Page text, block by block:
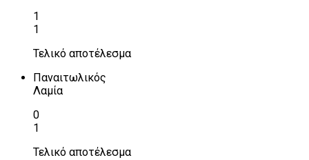
1
1
Τελικό αποτέλεσμα
Παναιτωλικός
Λαμία
0
1
Τελικό αποτέλεσμα